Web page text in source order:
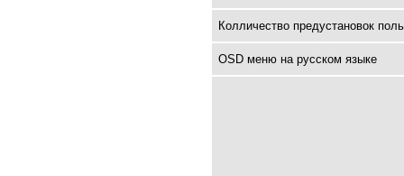
Колличество предустановок
OSD меню на русском языке